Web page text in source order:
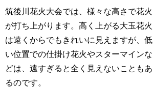
筑後川花火大会では、様々な高さで花火
が打ち上がります。高く上がる大玉花火
は遠くからでもきれいに見えますが、低
い位置での仕掛け花火やスターマインな
どは、遠すぎると全く見えないこともあ
るのです。